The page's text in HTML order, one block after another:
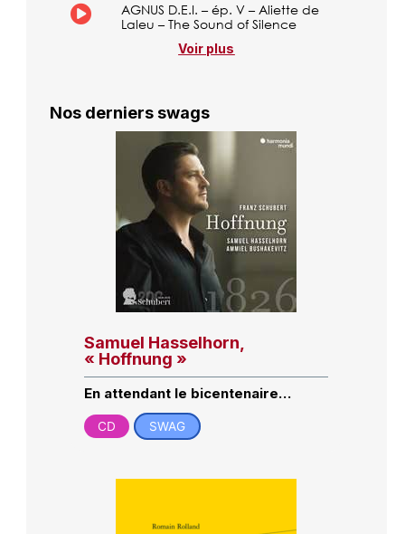
AGNUS D.E.I. – ép. V – Aliette de
Laleu – The Sound of Silence
Voir plus
Nos derniers swags
Samuel Hasselhorn,
« Hoffnung »
En attendant le bicentenaire…
CD SWAG